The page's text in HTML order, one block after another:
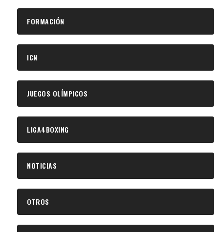
FORMACIÓN
ICN
JUEGOS OLÍMPICOS
LIGA4BOXING
NOTICIAS
OTROS